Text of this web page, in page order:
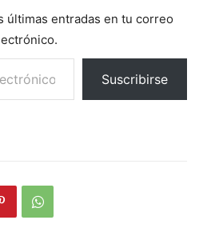
últimas entradas en tu correo
Suscribirse